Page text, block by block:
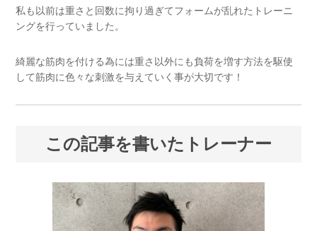
私も以前は重さと回数に拘り過ぎてフォームが乱れたトレーニ
ングを行っていました。
綺麗な筋肉を付ける為には重さ以外にも負荷を増す方法を駆使
して筋肉に色々な刺激を与えていく事が大切です！
この記事を書いたトレーナー